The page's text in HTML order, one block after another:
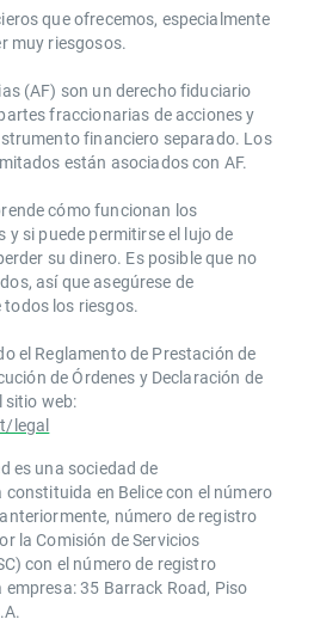
que ofrecemos, especialmente
muy riesgosos.
(AF) son un derecho fiduciario
fraccionarias de acciones y
financiero separado. Los
están asociados con AF.
cómo funcionan los
si puede permitirse el lujo de
su dinero. Es posible que no
así que asegúrese de
los riesgos.
el Reglamento de Prestación de
de Órdenes y Declaración de
sitio web:
legal
es una sociedad de
en Belice con el número
número de registro
la Comisión de Servicios
con el número de registro
35 Barrack Road, Piso